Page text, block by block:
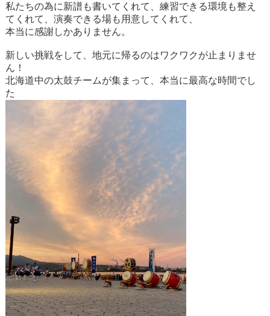
私たちの為に新譜も書いてくれて、練習できる環境も整え
てくれて、演奏できる場も用意してくれて、
本当に感謝しかありません。
新しい挑戦をして、地元に帰るのはワクワクが止まりませ
ん！
北海道中の太鼓チームが集まって、本当に最高な時間でし
た